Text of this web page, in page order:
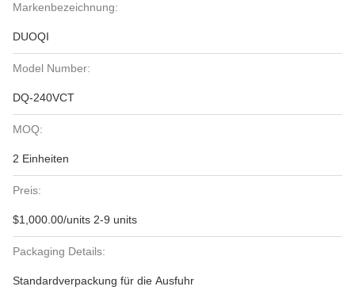
Markenbezeichnung:
DUOQI
Model Number:
DQ-240VCT
MOQ:
2 Einheiten
Preis:
$1,000.00/units 2-9 units
Packaging Details:
Standardverpackung für die Ausfuhr